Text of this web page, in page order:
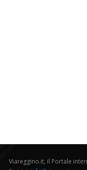
Viareggino.it, il Portale